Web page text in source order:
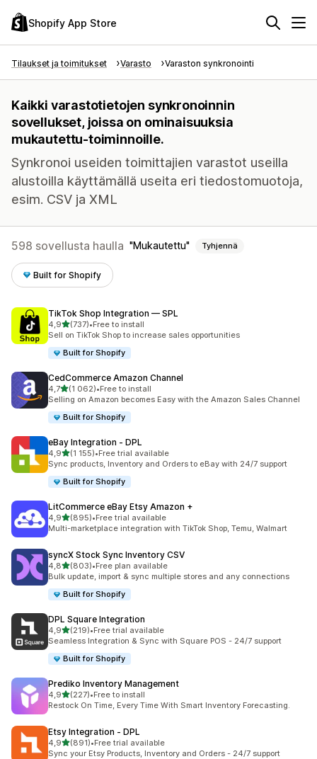
Shopify App Store
Tilaukset ja toimitukset Varasto Varaston synkronointi
Kaikki varastotietojen synkronoinnin
sovellukset, joissa on ominaisuuksia
mukautettu-toiminnoille.
Synkronoi useiden toimittajien varastot useilla
alustoilla käyttämällä useita eri tiedostomuotoja,
esim. CSV ja XML
598 sovellusta haulla Mukautettu Tyhjennä
Built for Shopify
TikTok Shop Integration — SPL
4,9/ 5 tähteä
(737)
737 arvostelua yhteensä
•Free to install
Sell on TikTok Shop to increase sales opportunities
Built for Shopify
CedCommerce Amazon Channel
4,7/ 5 tähteä
(1 062)
1062 arvostelua yhteensä
•Free to install
Selling on Amazon becomes Easy with the Amazon Sales Channel
Built for Shopify
eBay Integration ‑ DPL
4,9/ 5 tähteä
(1 155)
1155 arvostelua yhteensä
•Free trial available
Sync products, Inventory and Orders to eBay with 24/7 support
Built for Shopify
LitCommerce eBay Etsy Amazon +
4,9/ 5 tähteä
(895)
895 arvostelua yhteensä
•Free trial available
Multi-marketplace integration with TikTok Shop, Temu, Walmart
syncX Stock Sync Inventory CSV
4,8/ 5 tähteä
(803)
803 arvostelua yhteensä
•Free plan available
Bulk update, import & sync multiple stores and any connections
Built for Shopify
DPL Square Integration
4,9/ 5 tähteä
(219)
219 arvostelua yhteensä
•Free trial available
Seamless Integration & Sync with Square POS - 24/7 support
Built for Shopify
Prediko Inventory Management
4,9/ 5 tähteä
(227)
227 arvostelua yhteensä
•Free to install
Restock On Time, Every Time With Smart Inventory Forecasting.
Etsy Integration ‑ DPL
4,9/ 5 tähteä
(891)
891 arvostelua yhteensä
•Free trial available
Sync your Etsy Products, Inventory and Orders - 24/7 support